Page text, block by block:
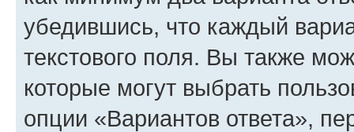
убедившись, что каждый
текстового поля. Вы также
которые могут выбрать
опции «Вариантов ответа»,